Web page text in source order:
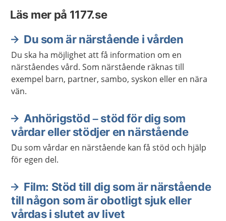
Läs mer på 1177.se
Du som är närstående i vården
Du ska ha möjlighet att få information om en
närståendes vård. Som närstående räknas till
exempel barn, partner, sambo, syskon eller en nära
vän.
Anhörigstöd – stöd för dig som
vårdar eller stödjer en närstående
Du som vårdar en närstående kan få stöd och hjälp
för egen del.
Film: Stöd till dig som är närstående
till någon som är obotligt sjuk eller
vårdas i slutet av livet